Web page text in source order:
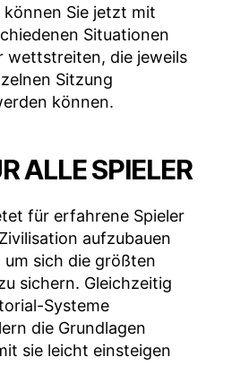
Sie jetzt mit
Situationen
wettstreiten, die jeweils
Sitzung
können.
ALLE SPIELER
für erfahrene Spieler
aufzubauen
um sich die größten
sichern. Gleichzeitig
Systeme
die Grundlagen
sie leicht einsteigen